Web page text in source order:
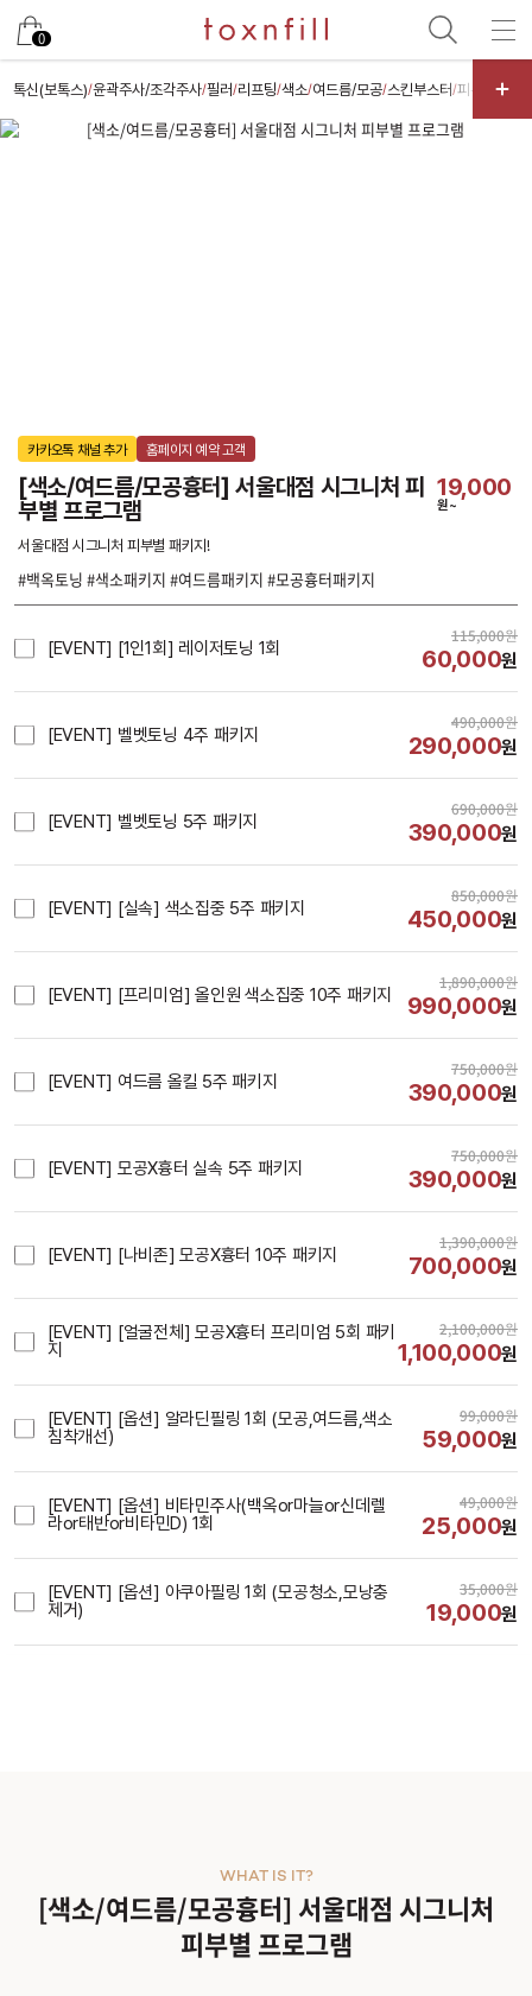
0
톡신(보톡스)/윤곽주사/조각주사/필러/리프팅/색소/여드름/모공/스킨부스터/피부케어
카카오톡 채널 추가 홈페이지 예약 고객
[색소/여드름/모공흉터] 서울대점 시그니처 피
부별 프로그램
19,000
원~
카카
서울대점 시그니처 피부별 패키지!
#백옥토닝 #색소패키지 #여드름패키지 #모공흉터패키지
[EVENT] [1인1회] 레이저토닝 1회
115,000원
60,000원
[EVENT] 벨벳토닝 4주 패키지
490,000원
290,000원
[EVENT] 벨벳토닝 5주 패키지
690,000원
390,000원
[EVENT] [실속] 색소집중 5주 패키지
850,000원
450,000원
[EVENT] [프리미엄] 올인원 색소집중 10주 패키지
1,890,000원
990,000원
[EVENT] 여드름 올킬 5주 패키지
750,000원
390,000원
[EVENT] 모공X흉터 실속 5주 패키지
750,000원
390,000원
[EVENT] [나비존] 모공X흉터 10주 패키지
1,390,000원
700,000원
[EVENT] [얼굴전체] 모공X흉터 프리미엄 5회 패키
지
2,100,000원
1,100,000원
[EVENT] [옵션] 알라딘필링 1회 (모공,여드름,색소
침착개선)
99,000원
59,000원
[EVENT] [옵션] 비타민주사(백옥or마늘or신데렐
라or태반or비타민D) 1회
49,000원
25,000원
[EVENT] [옵션] 아쿠아필링 1회 (모공청소,모낭충
제거)
35,000원
19,000원
[색소/여드름/모공흉터] 서울대점 시그니처
피부별 프로그램
WHAT IS IT?